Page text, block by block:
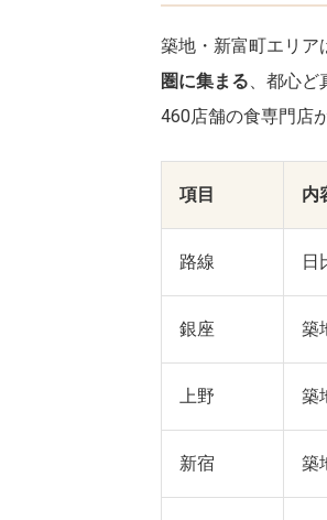
築地・新富町エリア
圏に集まる、都心ど
460店舗の食専門店
項目 内
路線 日
銀座 築
上野 築
新宿 築